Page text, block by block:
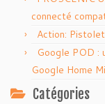
connecté
Action:
Google POD :
Google Home
Catégories